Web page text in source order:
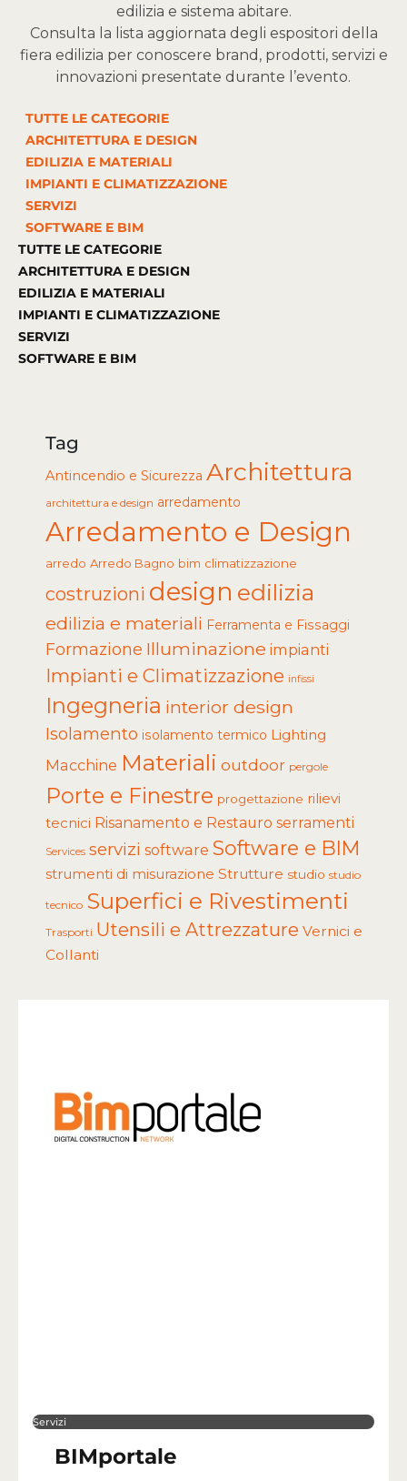
edilizia e sistema abitare.
Consulta la lista aggiornata degli espositori della
fiera edilizia per conoscere brand, prodotti, servizi e
innovazioni presentate durante l’evento.
TUTTE LE CATEGORIE
ARCHITETTURA E DESIGN
EDILIZIA E MATERIALI
IMPIANTI E CLIMATIZZAZIONE
SERVIZI
SOFTWARE E BIM
TUTTE LE CATEGORIE
ARCHITETTURA E DESIGN
EDILIZIA E MATERIALI
IMPIANTI E CLIMATIZZAZIONE
SERVIZI
SOFTWARE E BIM
Tag
Antincendio e Sicurezza Architettura
architettura e design arredamento
Arredamento e Design
arredo Arredo Bagno bim climatizzazione
costruzioni design edilizia
edilizia e materiali Ferramenta e Fissaggi
Formazione Illuminazione impianti
Impianti e Climatizzazione infissi
Ingegneria interior design
Isolamento isolamento termico Lighting
Macchine Materiali outdoor pergole
Porte e Finestre progettazione rilievi
tecnici Risanamento e Restauro serramenti
Services servizi software Software e BIM
strumenti di misurazione Strutture studio studio
tecnico Superfici e Rivestimenti
Trasporti Utensili e Attrezzature Vernici e
Collanti
Servizi
BIMportale